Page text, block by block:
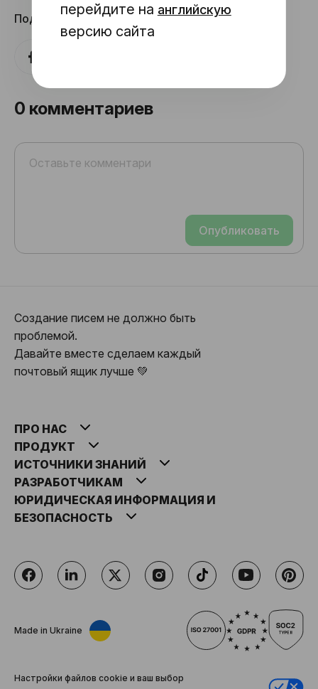
перейдите на английскую
версию сайта
Поделиться
0 комментариев
Опубликовать
Создание писем не должно быть
проблемой.
Давайте вместе сделаем каждый
почтовый ящик лучше 💚
ПРО НАС
ПРОДУКТ
ИСТОЧНИКИ ЗНАНИЙ
РАЗРАБОТЧИКАМ
ЮРИДИЧЕСКАЯ ИНФОРМАЦИЯ И
БЕЗОПАСНОСТЬ
Made in Ukraine
Настройки файлов cookie и ваш выбор